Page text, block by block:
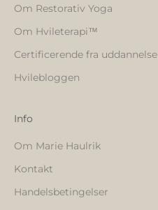
Om Restorativ Yoga
Om Hvileterapi™️
Certificerende fra uddannelse
Hvilebloggen
Info
Om Marie Haulrik
Kontakt
Handelsbetingelser